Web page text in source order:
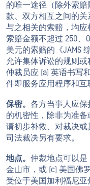
的唯一途径（除外索
款、双方相互之间的
与之相关的索赔，均应
索赔金额不超过 250、
美元的索赔的《JAMS
允许集体诉讼的规则
仲裁员应 (a) 英语书写
件即服务应用程序和互
保密。 各方当事人应保
的机密性，除非为准
请初步补救、对裁决
司法裁决另有要求。
地点。 仲裁地点可以是
金山市，或 (c) 美国佛
受位于美国加利福尼